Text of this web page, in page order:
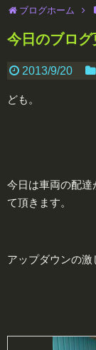
ブログホーム
今日のブロ
2013/9/20
ども。
今日は車両の配
て頂きます。
アップダウンの激